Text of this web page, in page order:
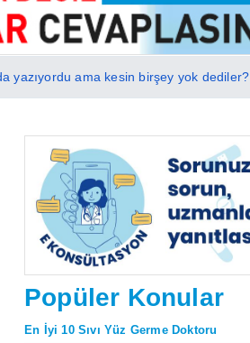
yazıyordu ama kesin birşey yok dediler?
Popüler Konular
En İyi 10 Sıvı Yüz Germe Doktoru